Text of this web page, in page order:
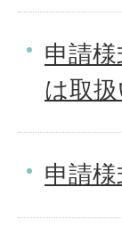
申請
は取
申請